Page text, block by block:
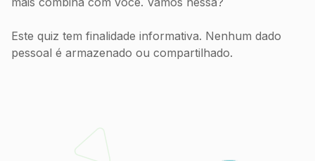
Este quiz tem finalidade informativa. Nenhum dado
pessoal é armazenado ou compartilhado.